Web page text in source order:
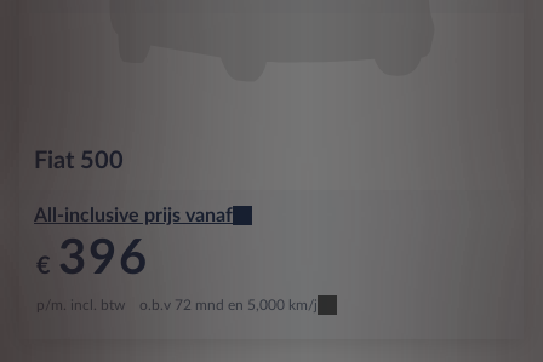
Fiat 500
All-inclusive prijs vanaf
€ 396
p/m. incl. btw o.b.v 72 mnd en 5,000 km/j